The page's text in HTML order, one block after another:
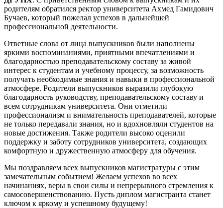
родителям обратился ректор университета Ахмед Гамидович
Бучаев, который пожелал успехов в дальнейшей
профессиональной деятельности.
Ответные слова от лица выпускников были наполнены
яркими воспоминаниями, приятными впечатлениями и
благодарностью преподавательскому составу за живой
интерес к студентам и учебному процессу, за возможность
получать необходимые знания и навыки в профессиональной
атмосфере. Родители выпускников выразили глубокую
благодарность руководству, преподавательскому составу и
всем сотрудникам университета. Они отметили
профессионализм и внимательность преподавателей, которые
не только передавали знания, но и вдохновляли студентов на
новые достижения. Также родители высоко оценили
поддержку и заботу сотрудников университета, создающих
комфортную и дружественную атмосферу для обучения.
Мы поздравляем всех выпускников магистратуры с этим
замечательным событием! Желаем успехов во всех
начинаниях, веры в свои силы и непрерывного стремления к
самосовершенствованию. Пусть диплом магистранта станет
ключом к яркому и успешному будущему!